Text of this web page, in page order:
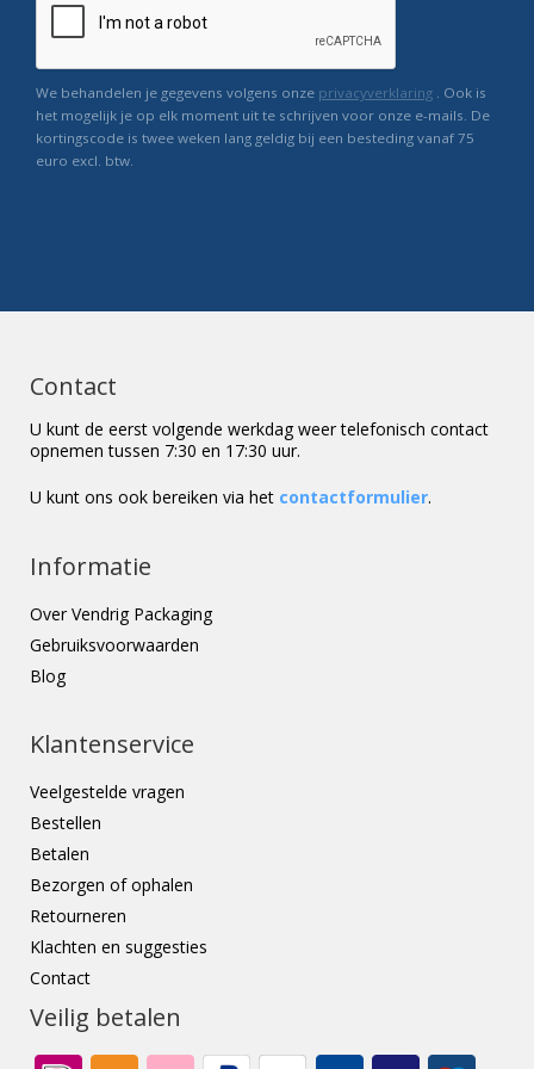
We behandelen je gegevens volgens onze privacyverklaring . Ook is
het mogelijk je op elk moment uit te schrijven voor onze e-mails. De
kortingscode is twee weken lang geldig bij een besteding vanaf 75
euro excl. btw.
Contact
U kunt de eerst volgende werkdag weer telefonisch contact
opnemen tussen 7:30 en 17:30 uur.
U kunt ons ook bereiken via het contactformulier.
Informatie
Over Vendrig Packaging
Gebruiksvoorwaarden
Blog
Klantenservice
Veelgestelde vragen
Bestellen
Betalen
Bezorgen of ophalen
Retourneren
Klachten en suggesties
Contact
Veilig betalen